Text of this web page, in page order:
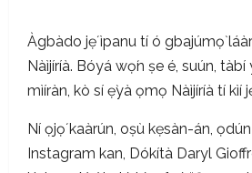
Àgbàdo jẹ́ ìpanu tí ó gbajúmọ̀
Nàìjíríà. Bóyá wọ́n ṣe é, suún, tàbí
mìíràn, kò sí ẹ̀yà ọmọ Nàìjíríà tí kìí
Ní ọjọ́ kaàrún, oṣù kẹsàn-án,
Instagram kan, Dókítà Daryl